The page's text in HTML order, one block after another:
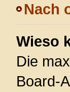
Nach
Wieso
Die
Board-